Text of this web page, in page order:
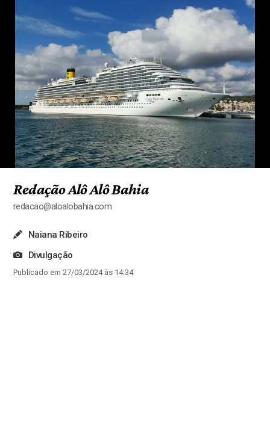
Redação Alô Alô Bahia
redacao@aloalobahia.com
Naiana Ribeiro
Divulgação
Publicado em 27/03/2024 às 14:34